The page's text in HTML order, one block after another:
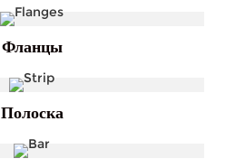
Фланцы
Полоска